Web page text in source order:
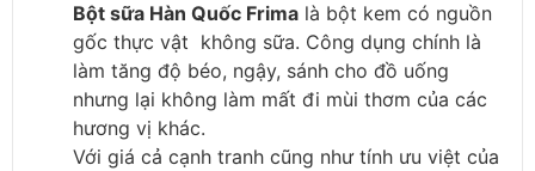
Bột sữa Hàn Quốc Frima là bột kem có nguồn
gốc thực vật không sữa. Công dụng chính là
làm tăng độ béo, ngậy, sánh cho đồ uống
nhưng lại không làm mất đi mùi thơm của các
hương vị khác.
Với giá cả cạnh tranh cũng như tính ưu việt của